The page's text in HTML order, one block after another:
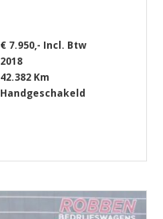
€ 7.950,- Incl. Btw
2018
42.382 Km
Handgeschakeld